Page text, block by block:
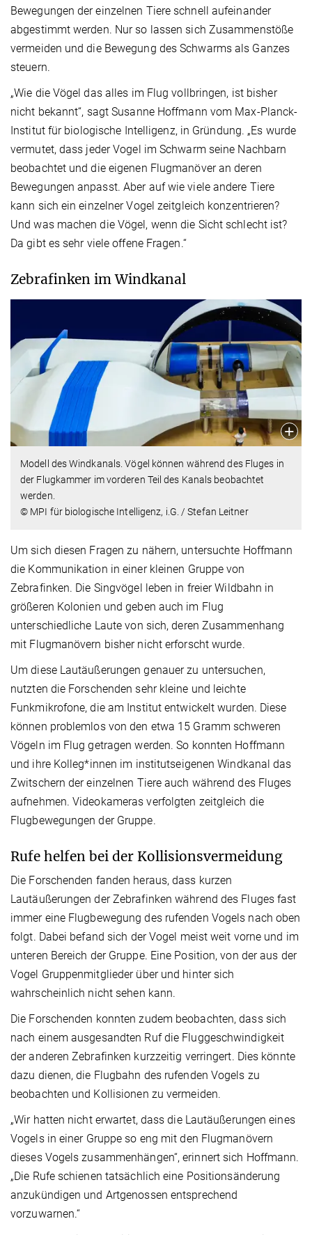
Bewegungen der einzelnen Tiere schnell aufeinander
abgestimmt werden. Nur so lassen sich Zusammenstöße
vermeiden und die Bewegung des Schwarms als Ganzes
steuern.
„Wie die Vögel das alles im Flug vollbringen, ist bisher
nicht bekannt“, sagt Susanne Hoffmann vom Max-Planck-
Institut für biologische Intelligenz, in Gründung. „Es wurde
vermutet, dass jeder Vogel im Schwarm seine Nachbarn
beobachtet und die eigenen Flugmanöver an deren
Bewegungen anpasst. Aber auf wie viele andere Tiere
kann sich ein einzelner Vogel zeitgleich konzentrieren?
Und was machen die Vögel, wenn die Sicht schlecht ist?
Da gibt es sehr viele offene Fragen.“
Zebrafinken im Windkanal
Modell des Windkanals. Vögel können während des Fluges in
der Flugkammer im vorderen Teil des Kanals beobachtet
werden.
© MPI für biologische Intelligenz, i.G. / Stefan Leitner
Um sich diesen Fragen zu nähern, untersuchte Hoffmann
die Kommunikation in einer kleinen Gruppe von
Zebrafinken. Die Singvögel leben in freier Wildbahn in
größeren Kolonien und geben auch im Flug
unterschiedliche Laute von sich, deren Zusammenhang
mit Flugmanövern bisher nicht erforscht wurde.
Um diese Lautäußerungen genauer zu untersuchen,
nutzten die Forschenden sehr kleine und leichte
Funkmikrofone, die am Institut entwickelt wurden. Diese
können problemlos von den etwa 15 Gramm schweren
Vögeln im Flug getragen werden. So konnten Hoffmann
und ihre Kolleg*innen im institutseigenen Windkanal das
Zwitschern der einzelnen Tiere auch während des Fluges
aufnehmen. Videokameras verfolgten zeitgleich die
Flugbewegungen der Gruppe.
Rufe helfen bei der Kollisionsvermeidung
Die Forschenden fanden heraus, dass kurzen
Lautäußerungen der Zebrafinken während des Fluges fast
immer eine Flugbewegung des rufenden Vogels nach oben
folgt. Dabei befand sich der Vogel meist weit vorne und im
unteren Bereich der Gruppe. Eine Position, von der aus der
Vogel Gruppenmitglieder über und hinter sich
wahrscheinlich nicht sehen kann.
Die Forschenden konnten zudem beobachten, dass sich
nach einem ausgesandten Ruf die Fluggeschwindigkeit
der anderen Zebrafinken kurzzeitig verringert. Dies könnte
dazu dienen, die Flugbahn des rufenden Vogels zu
beobachten und Kollisionen zu vermeiden.
„Wir hatten nicht erwartet, dass die Lautäußerungen eines
Vogels in einer Gruppe so eng mit den Flugmanövern
dieses Vogels zusammenhängen“, erinnert sich Hoffmann.
„Die Rufe schienen tatsächlich eine Positionsänderung
anzukündigen und Artgenossen entsprechend
vorzuwarnen.“